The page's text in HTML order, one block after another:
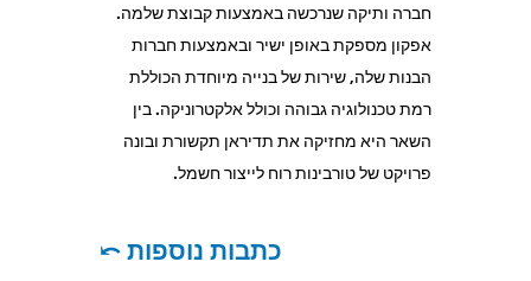
חברה ותיקה שנרכשה באמצעות קבוצת שלמה.
אפקון מספקת באופן ישיר ובאמצעות חברות
הבנות שלה, שירות של בנייה מיוחדת הכוללת
רמת טכנולוגיה גבוהה וכולל אלקטרוניקה. בין
השאר היא מחזיקה את תדיראן תקשורת ובונה
פרויקט של טורבינות רוח לייצור חשמל.
כתבות נוספות ⤺